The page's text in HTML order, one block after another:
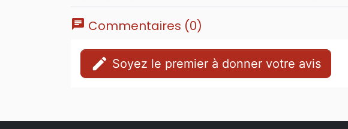
chat Commentaires (0)
edit Soyez le premier à donner votre avis